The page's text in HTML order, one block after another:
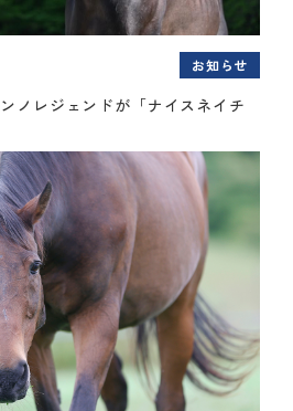
お知らせ
ノレジェンドが「ナイスネイチ